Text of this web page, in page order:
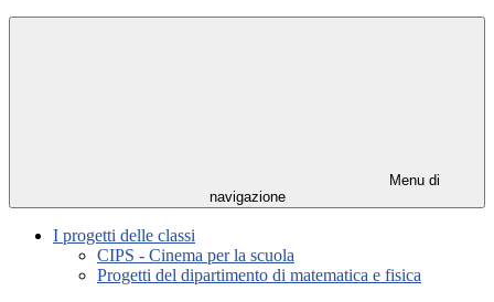
Menu di
navigazione
I progetti delle classi
CIPS - Cinema per la scuola
Progetti del dipartimento di matematica e fisica